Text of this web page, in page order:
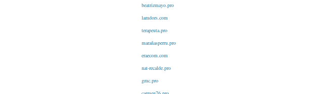
beatrizmayo.pro
lamdors.com
terapeuta.pro
marañasperru.pro
eraecom.com
nat-recalde.pro
gmc.pro